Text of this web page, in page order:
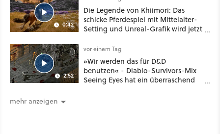
0:42
Die Legende von Khiimori: Das
schicke Pferdespiel mit Mittelalter-
Setting und Unreal-Grafik wird jetzt
2:52
vor einem Tag
»Wir werden das für D&D
benutzen« - Diablo-Survivors-Mix
Seeing Eyes hat ein überraschend
mehr anzeigen